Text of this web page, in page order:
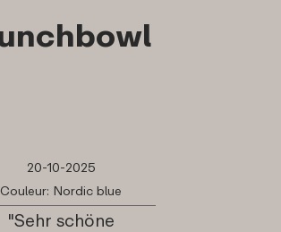
20-10-2025
Couleur: Nordic blue
"Sehr schöne